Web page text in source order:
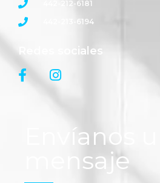
442-212-6181
442-213-6194
Redes sociales
Envíanos un
mensaje